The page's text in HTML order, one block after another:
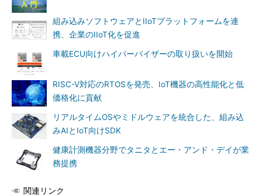
組み込みソフトウェアとIIoTプラットフォームを連
携、企業のIIoT化を促進
車載ECU向けハイパーバイザーの取り扱いを開始
RISC-V対応のRTOSを発売、IoT機器の高性能化と低
価格化に貢献
リアルタイムOSやミドルウェアを統合した、組み込
みAIとIoT向けSDK
健康計測機器分野でタニタとエー・アンド・デイが業
務提携
関連リンク